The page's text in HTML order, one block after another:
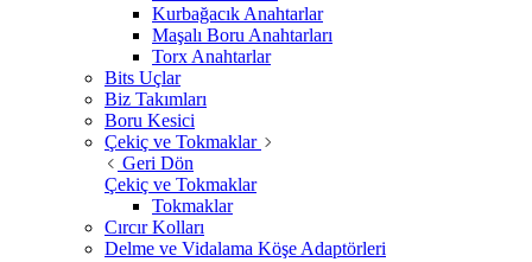
Kurbağacık Anahtarlar
Maşalı Boru Anahtarları
Torx Anahtarlar
Bits Uçlar
Biz Takımları
Boru Kesici
Çekiç ve Tokmaklar
Geri Dön
Çekiç ve Tokmaklar
Tokmaklar
Cırcır Kolları
Delme ve Vidalama Köşe Adaptörleri